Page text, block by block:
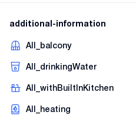
additional-information
AII_balcony
AII_drinkingWater
AII_withBuiltInKitchen
AII_heating